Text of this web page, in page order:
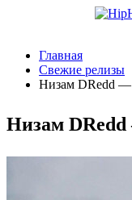
Главная
Свежие релизы
Низам DRedd —
Низам